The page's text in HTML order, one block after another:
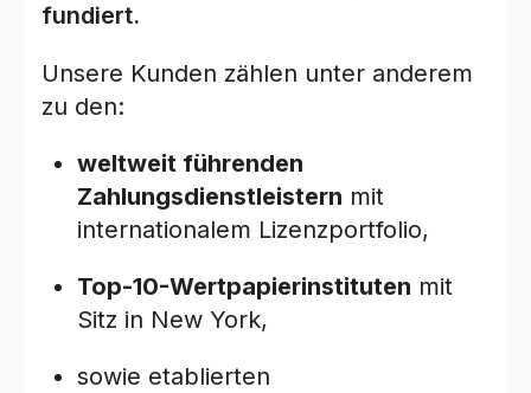
fundiert.
Unsere Kunden zählen unter anderem
zu den:
weltweit führenden
Zahlungsdienstleistern mit
internationalem Lizenzportfolio,
Top-10-Wertpapierinstituten mit
Sitz in New York,
sowie etablierten